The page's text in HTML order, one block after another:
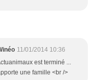
11/01/2014 10:36
est terminé ...
une famille <br />